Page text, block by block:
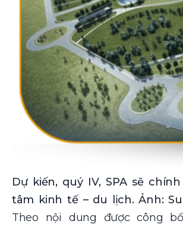
Dự kiến, quý IV, SPA sẽ
tâm kinh tế – du lịch. Ảnh:
Theo nội dung được công